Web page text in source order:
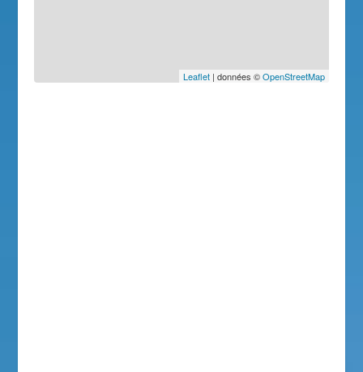
Leaflet| données ©OpenStreetMap